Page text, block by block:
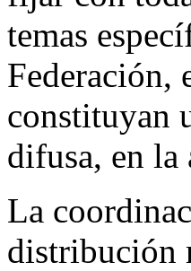
temas
Federación,
constituyan
difusa, en la
La
distribución